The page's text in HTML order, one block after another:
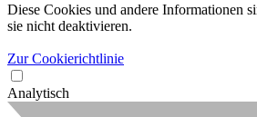
Diese Cookies und andere Informationen
sie nicht deaktivieren.
Zur Cookierichtlinie
Analytisch